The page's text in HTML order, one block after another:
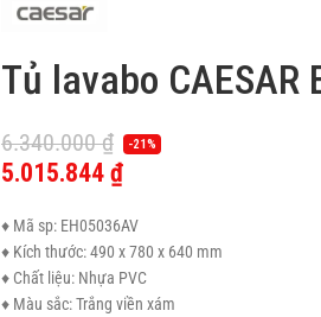
Tủ lavabo
6.340.000₫ -21%
5.015.844 ₫
♦ Mã sp: EH05036AV
♦ Kích thước: 490 x 780 x 640 mm
♦ Chất liệu: Nhựa PVC
♦ Màu sắc: Trắng viền xám